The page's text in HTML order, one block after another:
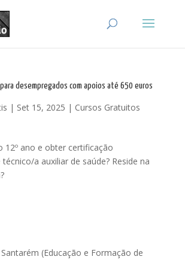
para desempregados com apoios até 650 euros
| Set 15, 2025 | Cursos Gratuitos
12º ano e obter certificação
a auxiliar de saúde? Reside na
(Educação e Formação de